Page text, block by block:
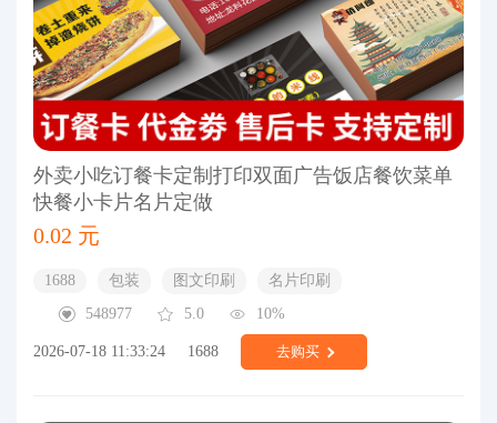
外卖小吃订餐卡定制打印双面广告饭店餐饮菜单
快餐小卡片名片定做
0.02 元
1688 包装 图文印刷
名片印刷
548977
5.0 10%
2026-07-18 11:33:24 1688 去购买